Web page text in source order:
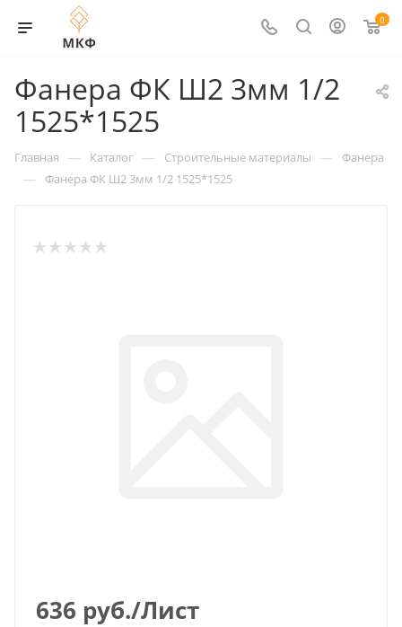
0
Фанера ФК Ш2 3мм 1/2
1525*1525
Главная — Каталог — Строительные материалы — Фанера
— Фанера ФК Ш2 3мм 1/2 1525*1525
636 руб./Лист